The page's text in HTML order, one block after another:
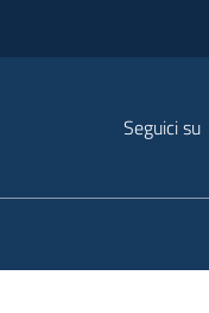
Seguici su